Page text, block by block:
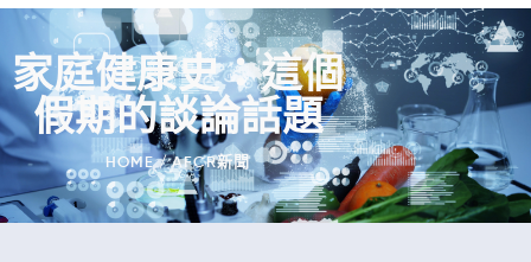
家庭健康史：這個
假期的談論話題
HOME AFCR新聞
活動與獎項
新聞
捐款支持
現在捐贈